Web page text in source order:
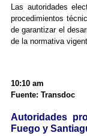
Las autoridades
procedimientos
de garantizar el
de la normativa
10:10 am
Fuente: Transdoc
Autoridades
Fuego y